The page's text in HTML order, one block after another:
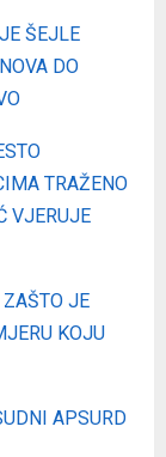
ŠEJLE
DO
TRAŽENO
VJERUJE
JE
KOJU
APSURD